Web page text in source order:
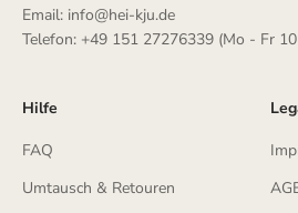
Email: info@hei-kju.de
Telefon: +49 151 27276339 (Mo - Fr
Hilfe
FAQ
Umtausch & Retouren